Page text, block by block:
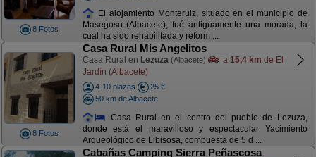
8 Fotos
El alojamiento Monteruiz, situado en el municipio de
Masegoso (Albacete), fué antiguamente una morada, la
cual ha sido rehabilitada y reform ...
8 Fotos
Casa Rural Mis Angelitos
Casa Rural en Lezuza (Albacete) a 15,4 km de El
Jardín (Albacete)
4-10 plazas
25 €
50 km de Albacete
Casa Rural en el centro del pueblo de Lezuza,
donde está el maravilloso y espectacular Yacimiento
Arqueológico de Libisosa, compuesta de 5 d ...
Cabañas Camping Sierra Peñascosa